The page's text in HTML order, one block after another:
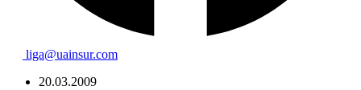
liga@uainsur.com
20.03.2009